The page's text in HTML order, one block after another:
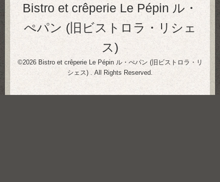
Bistro et crêperie Le Pépin ル・
ぺパン (旧ビストロラ・リシェ
ス)
©2026 Bistro et crêperie Le Pépin ル・ぺパン (旧ビストロラ・リ
シェス)
. All Rights Reserved.